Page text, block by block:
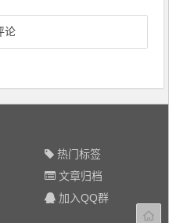
热门标签
文章归档
加入QQ群